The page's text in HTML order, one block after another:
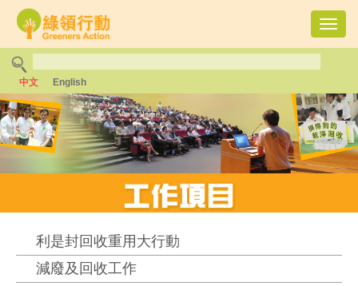
中文 English
利是封回收重用大行動
減廢及回收工作